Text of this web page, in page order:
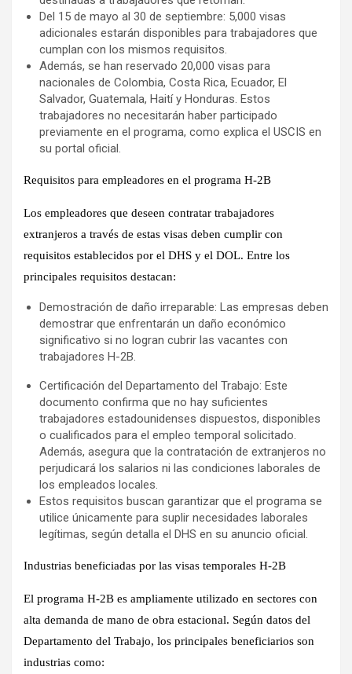
Del 15 de mayo al 30 de septiembre: 5,000 visas
adicionales estarán disponibles para trabajadores que
cumplan con los mismos requisitos.
Además, se han reservado 20,000 visas para
nacionales de Colombia, Costa Rica, Ecuador, El
Salvador, Guatemala, Haití y Honduras. Estos
trabajadores no necesitarán haber participado
previamente en el programa, como explica el USCIS en
su portal oficial.
Requisitos para empleadores en el programa H-2B
Los empleadores que deseen contratar trabajadores
extranjeros a través de estas visas deben cumplir con
requisitos establecidos por el DHS y el DOL. Entre los
principales requisitos destacan:
Demostración de daño irreparable: Las empresas deben
demostrar que enfrentarán un daño económico
significativo si no logran cubrir las vacantes con
trabajadores H-2B.
Certificación del Departamento del Trabajo: Este
documento confirma que no hay suficientes
trabajadores estadounidenses dispuestos, disponibles
o cualificados para el empleo temporal solicitado.
Además, asegura que la contratación de extranjeros no
perjudicará los salarios ni las condiciones laborales de
los empleados locales.
Estos requisitos buscan garantizar que el programa se
utilice únicamente para suplir necesidades laborales
legítimas, según detalla el DHS en su anuncio oficial.
Industrias beneficiadas por las visas temporales H-2B
El programa H-2B es ampliamente utilizado en sectores con
alta demanda de mano de obra estacional. Según datos del
Departamento del Trabajo, los principales beneficiarios son
industrias como: